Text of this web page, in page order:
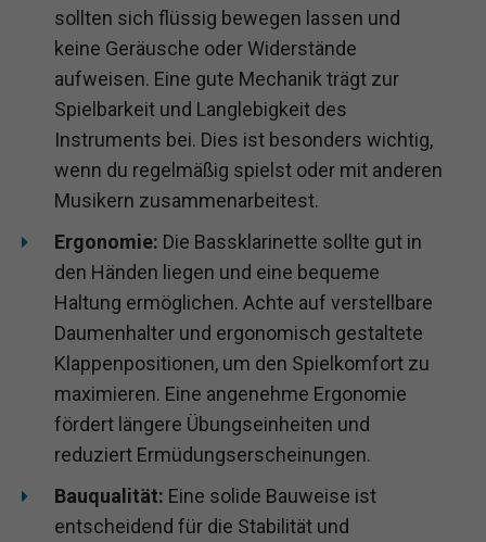
sollten sich flüssig bewegen lassen und
keine Geräusche oder Widerstände
aufweisen. Eine gute Mechanik trägt zur
Spielbarkeit und Langlebigkeit des
Instruments bei. Dies ist besonders wichtig,
wenn du regelmäßig spielst oder mit anderen
Musikern zusammenarbeitest.
Ergonomie: Die Bassklarinette sollte gut in
den Händen liegen und eine bequeme
Haltung ermöglichen. Achte auf verstellbare
Daumenhalter und ergonomisch gestaltete
Klappenpositionen, um den Spielkomfort zu
maximieren. Eine angenehme Ergonomie
fördert längere Übungseinheiten und
reduziert Ermüdungserscheinungen.
Bauqualität: Eine solide Bauweise ist
entscheidend für die Stabilität und